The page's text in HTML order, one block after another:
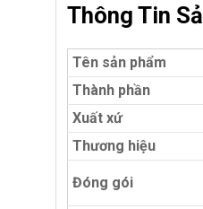
Thông Tin
Tên sản phẩm
Thành phần
Xuất xứ
Thương hiệu
Đóng gói